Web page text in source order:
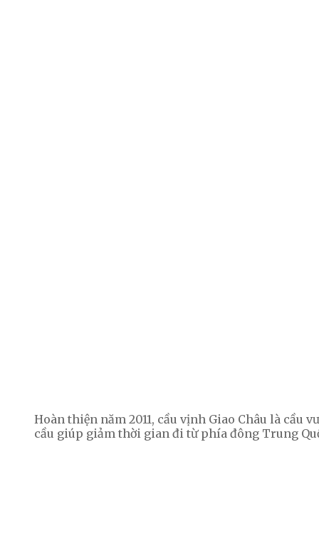
Hoàn thiện năm 2011, cầu vịnh Giao Châu là cầu
cầu giúp giảm thời gian đi từ phía đông Trung